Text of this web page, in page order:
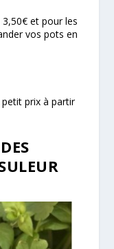
et pour les
vos pots en
prix à partir